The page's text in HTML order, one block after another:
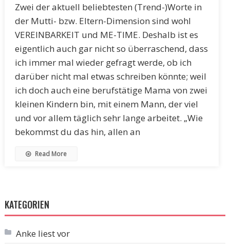
Zwei der aktuell beliebtesten (Trend-)Worte in
der Mutti- bzw. Eltern-Dimension sind wohl
VEREINBARKEIT und ME-TIME. Deshalb ist es
eigentlich auch gar nicht so überraschend, dass
ich immer mal wieder gefragt werde, ob ich
darüber nicht mal etwas schreiben könnte; weil
ich doch auch eine berufstätige Mama von zwei
kleinen Kindern bin, mit einem Mann, der viel
und vor allem täglich sehr lange arbeitet. „Wie
bekommst du das hin, allen an
Read More
KATEGORIEN
Anke liest vor